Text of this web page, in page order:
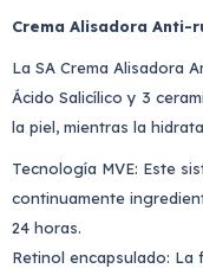
Crema Alisadora Anti-
La SA Crema Alisadora
Ácido Salicílico y 3
la piel, mientras la
Tecnología MVE: Este
continuamente
24 horas.
Retinol encapsulado: La